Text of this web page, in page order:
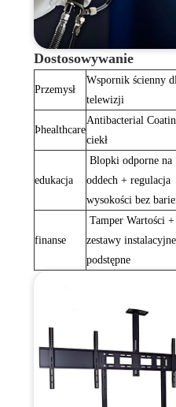
Dostosowywanie
Przemysł
Wspornik ścienny
telewizji‌
Þhealthcare‌
‌Antibacterial
ciekł
edukacja
‌ Blopki odporne na
oddech + regulacja
wysokości bez
finanse
Tamper Wartości
zestawy instalacyjne
podstępne ‌